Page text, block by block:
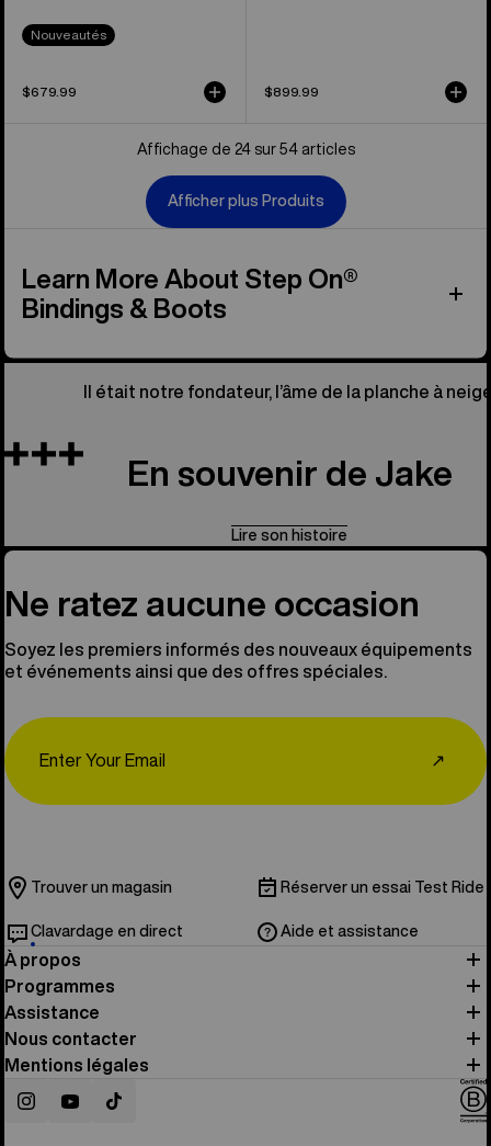
Nouveautés
$679.99 $899.99
Affichage de 24 sur 54 articles
Afficher plus Produits
Learn More About Step On®
Bindings & Boots
Il était notre fondateur, l’âme de la planche à
En souvenir de Jake
Lire son histoire
Ne ratez aucune occasion
Soyez les premiers informés des nouveaux équipements
et événements ainsi que des offres spéciales.
↗
Trouver un magasin Réserver un essai Test Ride
Clavardage en direct Aide et assistance
À propos
Programmes
Assistance
Nous contacter
Mentions légales
InstagramYouTubeTikTok